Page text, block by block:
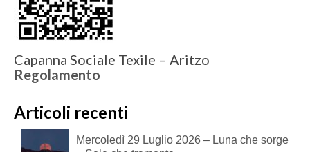
Capanna Sociale Texile – Aritzo
Regolamento
Articoli recenti
Mercoledì 29 Luglio 2026 – Luna che sorge